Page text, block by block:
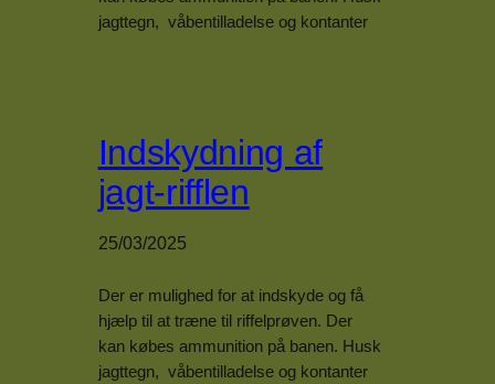
jagttegn, våbentilladelse og kontanter
Indskydning af
jagt-rifflen
25/03/2025
Der er mulighed for at indskyde og få
hjælp til at træne til riffelprøven. Der
kan købes ammunition på banen. Husk
jagttegn, våbentilladelse og kontanter